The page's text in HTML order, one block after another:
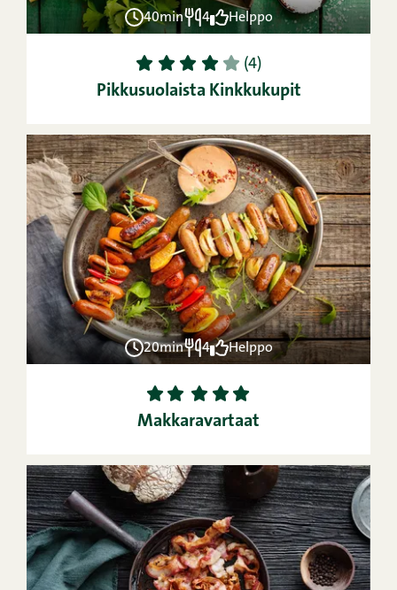
40min 4 Helppo
1 2 3 4 5 (4)
Pikkusuolaista Kinkkukupit
20min 4 Helppo
1 2 3 4
5
Makkaravartaat